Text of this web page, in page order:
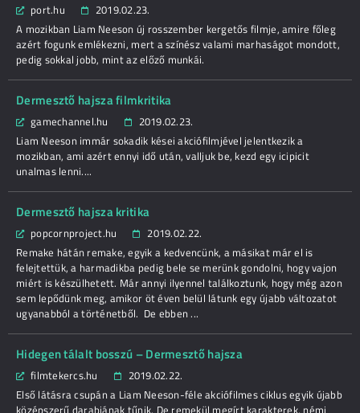
port.hu
2019.02.23.
A mozikban Liam Neeson új rosszember kergetős filmje, amire főleg
azért fogunk emlékezni, mert a színész valami marhaságot mondott,
pedig sokkal jobb, mint az előző munkái.
Dermesztő hajsza filmkritika
gamechannel.hu
2019.02.23.
Liam Neeson immár sokadik kései akciófilmjével jelentkezik a
mozikban, ami azért ennyi idő után, valljuk be, kezd egy icipicit
unalmas lenni....
Dermesztő hajsza kritika
popcornproject.hu
2019.02.22.
Remake hátán remake, egyik a kedvencünk, a másikat már el is
felejtettük, a harmadikba pedig bele se merünk gondolni, hogy vajon
miért is készülhetett. Már annyi ilyennel találkoztunk, hogy még azon
sem lepődünk meg, amikor öt éven belül látunk egy újabb változatot
ugyanabból a történetből. De ebben ...
Hidegen tálalt bosszú – Dermesztő hajsza
filmtekercs.hu
2019.02.22.
Első látásra csupán a Liam Neeson-féle akciófilmes ciklus egyik újabb
középszerű darabjának tűnik. De remekül megírt karakterek, némi